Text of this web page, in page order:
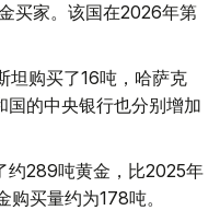
买家。该国在2026年第
坦购买了16吨，哈萨克
国的中央银行也分别增加
约289吨黄金，比2025年
买量约为178吨。